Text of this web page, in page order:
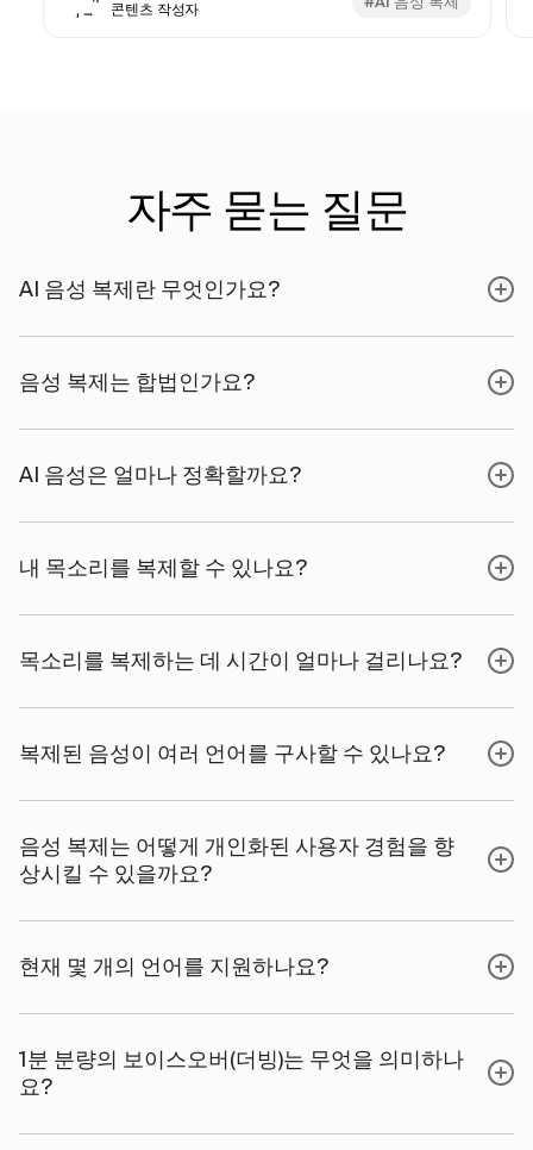
콘텐츠 작성자
자주 묻는 질문
AI 음성 복제란 무엇인가요?
음성 복제는 합법인가요?
AI 음성은 얼마나 정확할까요?
내 목소리를 복제할 수 있나요?
목소리를 복제하는 데 시간이 얼마나 걸리나요?
복제된 음성이 여러 언어를 구사할 수 있나요?
음성 복제는 어떻게 개인화된 사용자 경험을 향
상시킬 수 있을까요?
현재 몇 개의 언어를 지원하나요?
1분 분량의 보이스오버(더빙)는 무엇을 의미하나
요?